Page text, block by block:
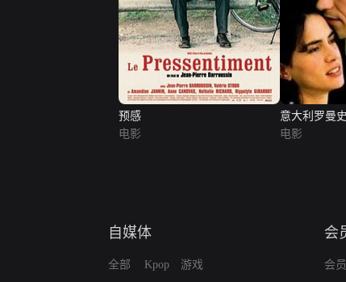
预感
电影
意大利罗曼史
电影
自媒体
全部 Kpop 游戏
会
会